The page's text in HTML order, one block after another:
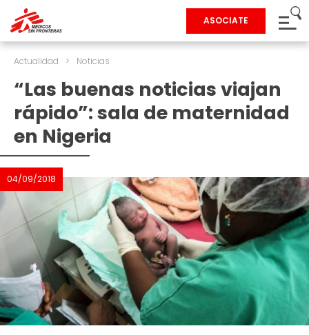
ASOCIATE
Actualidad > Noticias
“Las buenas noticias viajan
rápido”: sala de maternidad
en Nigeria
04/09/2018